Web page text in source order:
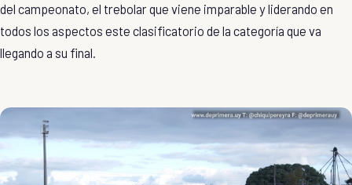
del campeonato, el trebolar que viene imparable y liderando en
todos los aspectos este clasificatorio de la categoría que va
llegando a su final.